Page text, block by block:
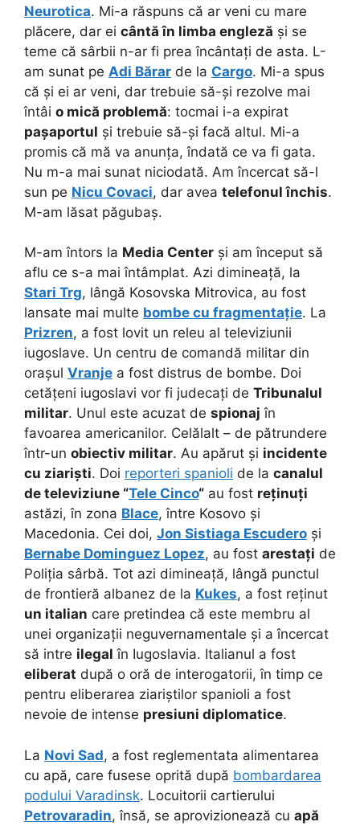
Neurotica. Mi-a răspuns că ar veni cu mare
plăcere, dar ei cântă în limba engleză și se
teme că sârbii n-ar fi prea încântați de asta. L-
am sunat pe Adi Bărar de la Cargo. Mi-a spus
că și ei ar veni, dar trebuie să-și rezolve mai
întâi o mică problemă: tocmai i-a expirat
pașaportul și trebuie să-și facă altul. Mi-a
promis că mă va anunța, îndată ce va fi gata.
Nu m-a mai sunat niciodată. Am încercat să-l
sun pe Nicu Covaci, dar avea telefonul închis.
M-am lăsat păgubaș.
M-am întors la Media Center și am început să
aflu ce s-a mai întâmplat. Azi dimineață, la
Stari Trg, lângă Kosovska Mitrovica, au fost
lansate mai multe bombe cu fragmentație. La
Prizren, a fost lovit un releu al televiziunii
iugoslave. Un centru de comandă militar din
orașul Vranje a fost distrus de bombe. Doi
cetățeni iugoslavi vor fi judecați de Tribunalul
militar. Unul este acuzat de spionaj în
favoarea americanilor. Celălalt – de pătrundere
într-un obiectiv militar. Au apărut și incidente
cu ziariști. Doi reporteri spanioli de la canalul
de televiziune “Tele Cinco“ au fost reținuți
astăzi, în zona Blace, între Kosovo și
Macedonia. Cei doi, Jon Sistiaga Escudero și
Bernabe Dominguez Lopez, au fost arestați de
Poliția sârbă. Tot azi dimineață, lângă punctul
de frontieră albanez de la Kukes, a fost reținut
un italian care pretindea că este membru al
unei organizații neguvernamentale și a încercat
să intre ilegal în Iugoslavia. Italianul a fost
eliberat după o oră de interogatorii, în timp ce
pentru eliberarea ziariștilor spanioli a fost
nevoie de intense presiuni diplomatice.
La Novi Sad, a fost reglementata alimentarea
cu apă, care fusese oprită după bombardarea
podului Varadinsk. Locuitorii cartierului
Petrovaradin, însă, se aprovizionează cu apă